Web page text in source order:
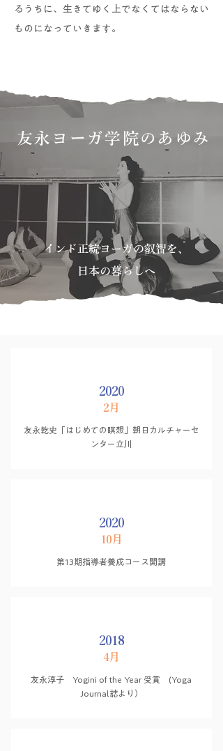
るうちに、生きてゆく上で​なくてはならない
ものになっていきます。
​友永ヨーガ学院のあゆみ
インド正統ヨーガの叡智を、
日本の暮らしへ
2020
2月
友永乾史「はじめての瞑想」朝日カルチャーセ
ンター立川
2020
10月
第13期指導者養成コース開講
2018
4月
友永淳子 Yogini of the Year 受賞 (Yoga
Journal誌より）